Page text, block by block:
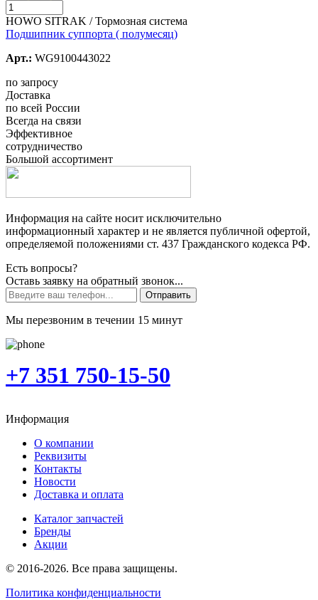
HOWO SITRAK / Тормозная система
Подшипник суппорта ( полумесяц)
Арт.: WG9100443022
по запросу
Доставка
по всей России
Всегда на связи
Эффективное
сотрудничество
Большой ассортимент
Информация на сайте носит исключительно
информационный характер и не является публичной офертой,
определяемой положениями ст. 437 Гражданского кодекса РФ.
Есть вопросы?
Оставь заявку на обратный звонок...
Отправить
Мы перезвоним в течении 15 минут
+7 351 750-15-50
Информация
О компании
Реквизиты
Контакты
Новости
Доставка и оплата
Каталог запчастей
Бренды
Акции
© 2016-2026. Все права защищены.
Политика конфиденциальности